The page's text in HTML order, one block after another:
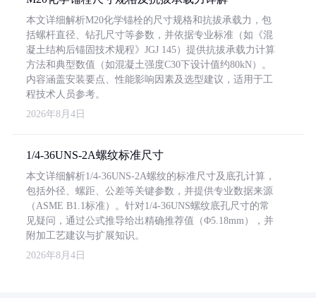
本文详细解析M20化学锚栓的尺寸规格和抗拔承载力，包
括螺杆直径、钻孔尺寸等参数，并依据专业标准（如《混
凝土结构后锚固技术规程》JGJ 145）提供抗拔承载力计算
方法和典型数值（如混凝土强度C30下设计值约80kN）。
内容涵盖安装要点、性能影响因素及选型建议，适用于工
程技术人员参考。
2026年8月4日
1/4-36UNS-2A螺纹标准尺寸
本文详细解析1/4-36UNS-2A螺纹的标准尺寸及底孔计算，
包括外径、螺距、公差等关键参数，并提供专业数据来源
（ASME B1.1标准）。针对1/4-36UNS螺纹底孔尺寸的常
见疑问，通过公式推导给出精确推荐值（Φ5.18mm），并
附加工艺建议与扩展知识。
2026年8月4日